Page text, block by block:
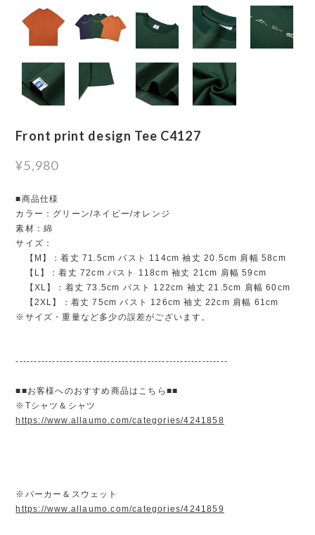
Front print design Tee C4127
¥5,980
■商品仕様
カラー：グリーン/ネイビー/オレンジ
素材：綿
サイズ：
【M】：着丈 71.5cm バスト 114cm 袖丈 20.5cm 肩幅 58cm
【L】：着丈 72cm バスト 118cm 袖丈 21cm 肩幅 59cm
【XL】：着丈 73.5cm バスト 122cm 袖丈 21.5cm 肩幅 60cm
【2XL】：着丈 75cm バスト 126cm 袖丈 22cm 肩幅 61cm
※サイズ・重量など多少の誤差がございます。
----------------------------------------------------------
■■お客様へのおすすめ商品はこちら■■
※Tシャツ＆シャツ
https://www.allaumo.com/categories/4241858
※パーカー＆スウェット
https://www.allaumo.com/categories/4241859